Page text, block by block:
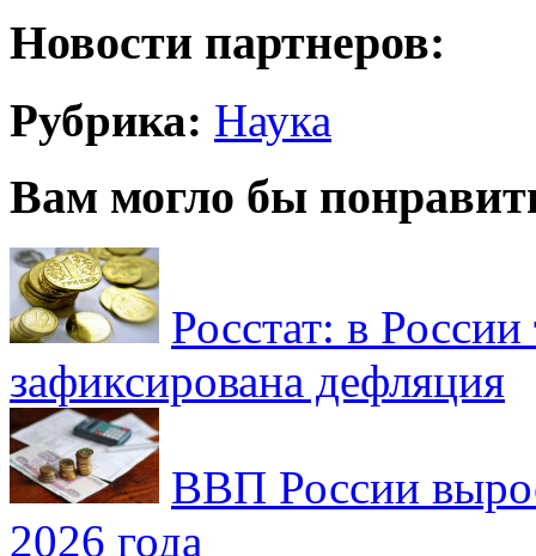
Новости партнеров:
Рубрика: Наука
Вам могло бы
Росстат: в России
зафиксирована дефляция
ВВП России
2026 года